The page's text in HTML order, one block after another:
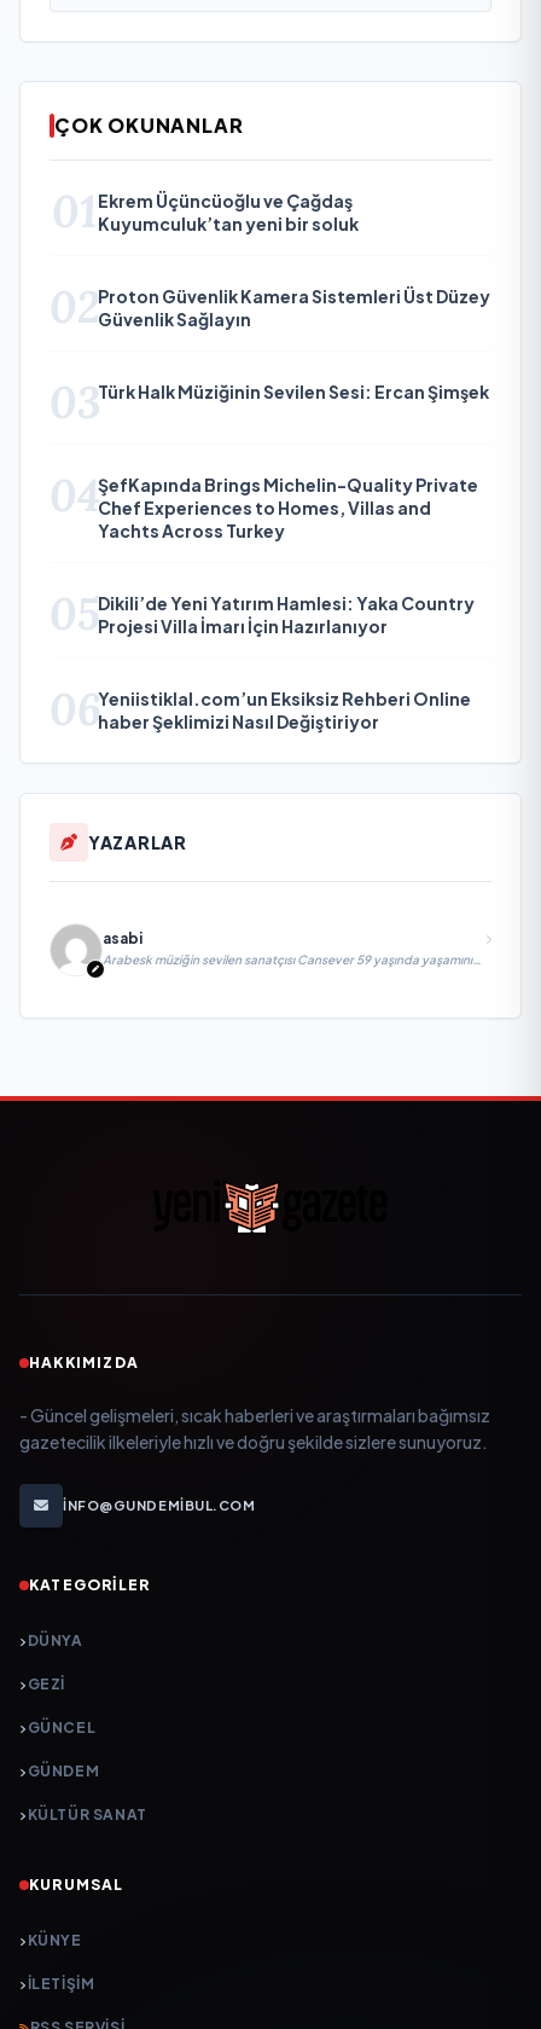
ÇOK OKUNANLAR
01 Ekrem Üçüncüoğlu ve Çağdaş
Kuyumculuk’tan yeni bir soluk
02Proton Güvenlik Kamera Sistemleri Üst Düzey
Güvenlik Sağlayın
03Türk Halk Müziğinin Sevilen Sesi: Ercan Şimşek
04ŞefKapında Brings Michelin-Quality Private
Chef Experiences to Homes, Villas and
Yachts Across Turkey
05Dikili’de Yeni Yatırım Hamlesi: Yaka Country
Projesi Villa İmarı İçin Hazırlanıyor
06Yeniistiklal.com’un Eksiksiz Rehberi Online
haber Şeklimizi Nasıl Değiştiriyor
YAZARLAR
asabi
Arabesk müziğin sevilen sanatçısı Cansever 59 yaşında yaşamını
yitirdi
HAKKIMIZDA
- Güncel gelişmeleri, sıcak haberleri ve araştırmaları bağımsız
gazetecilik ilkeleriyle hızlı ve doğru şekilde sizlere sunuyoruz.
INFO@GUNDEMIBUL.COM
KATEGORILER
DÜNYA
GEZI
GÜNCEL
GÜNDEM
KÜLTÜR SANAT
KURUMSAL
KÜNYE
İLETIŞIM